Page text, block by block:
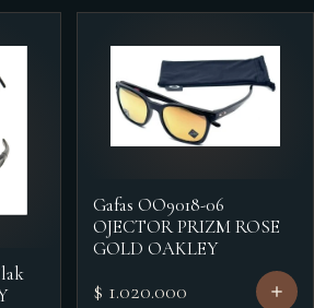
Gafas OO9018-06
OJECTOR PRIZM ROSE
GOLD OAKLEY
$ 1.020.000